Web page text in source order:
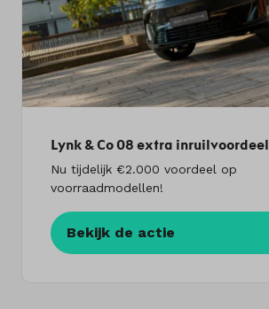
Lynk & Co 08 extra inruilvoordeel
Nu tijdelijk €2.000 voordeel op
voorraadmodellen!
Bekijk de actie